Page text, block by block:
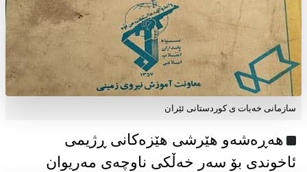
سازمانی خەبات ی كوردستانی ئێران
هەڕەشەو هێرشی هێزەکانی ڕژیمی
ئاخوندی بۆ سەر خەڵکی ناوچەی مەریوان